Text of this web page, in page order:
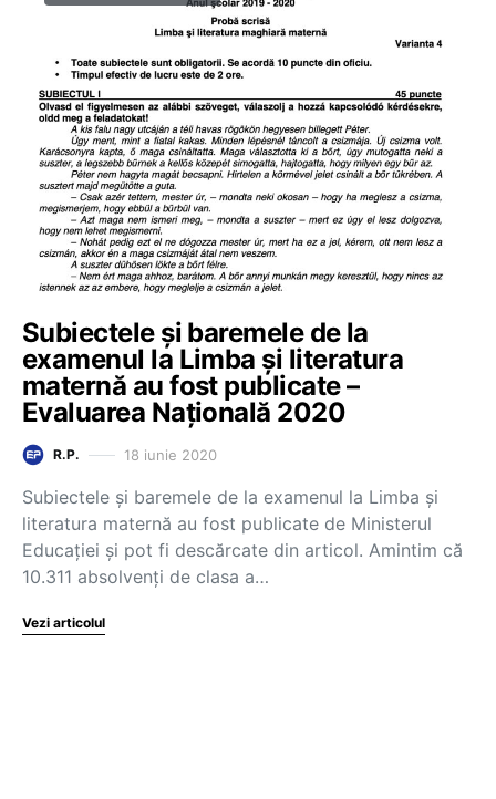
Subiectele și baremele de la
examenul la Limba și literatura
maternă au fost publicate –
Evaluarea Națională 2020
R.P. 18 iunie 2020
Subiectele și baremele de la examenul la Limba și
literatura maternă au fost publicate de Ministerul
Educației și pot fi descărcate din articol. Amintim că
10.311 absolvenți de clasa a…
Vezi articolul